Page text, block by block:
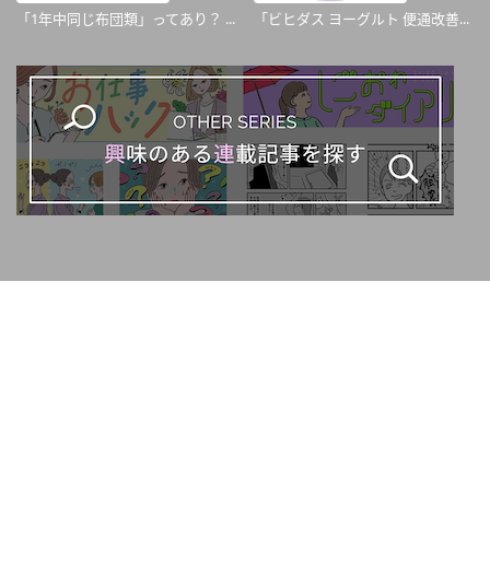
「1年中同じ布団類」ってあり？ ... 「ビヒダス ヨーグルト 便通改善...